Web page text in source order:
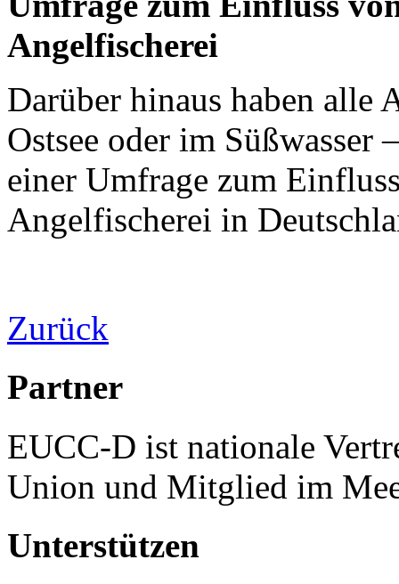
Angelfischerei
Darüber hinaus haben alle
Ostsee oder im
einer Umfrage zum
Angelfischerei in
Zurück
Partner
EUCC-D ist nationale
Union und Mitglied im
Unterstützen